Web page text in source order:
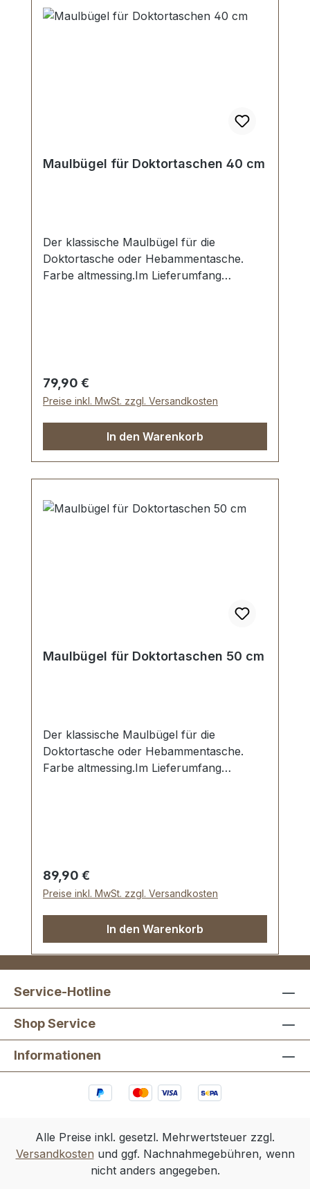
Maulbügel für Doktortaschen 40 cm
Der klassische Maulbügel für die
Doktortasche oder Hebammentasche.
Farbe altmessing.Im Lieferumfang
Stück Vorhangschloss, altmessing2 Stück
Schlüssel, altmessing4 Stück
Unterlegscheibe, altmessing16 Stück
Hohlnieten, 2-teilig, altmessing
Regulärer Preis:
79,90 €
Preise inkl. MwSt. zzgl. Versandkosten
In den Warenkorb
Maulbügel für Doktortaschen 50 cm
Der klassische Maulbügel für die
Doktortasche oder Hebammentasche.
Farbe altmessing.Im Lieferumfang
Vorhangschloss, altmessing2 Stück
Schlüssel, altmessing4 Stück
Unterlegscheibe, altmessing16 Stück
Hohlnieten, 2-teilig, altmessing
Regulärer Preis:
89,90 €
Preise inkl. MwSt. zzgl. Versandkosten
In den Warenkorb
Service-Hotline
Shop Service
Informationen
Alle Preise inkl. gesetzl. Mehrwertsteuer zzgl.
Versandkosten und ggf. Nachnahmegebühren, wenn
nicht anders angegeben.